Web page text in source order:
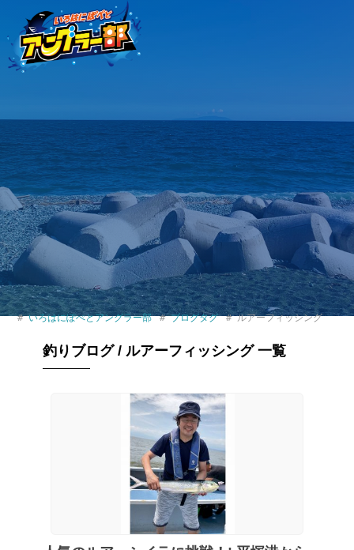
いろはにぽぺとアングラー部 ブログタグ ルアーフィッシング
釣りブログ / ルアーフィッシング 一覧